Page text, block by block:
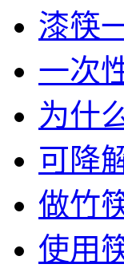
漆筷
一次
为什
可降
做竹
使用